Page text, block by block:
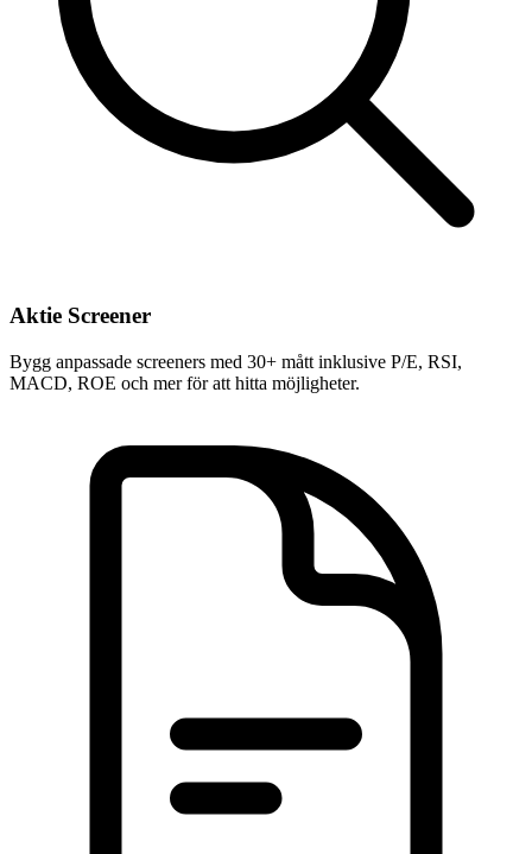
Aktie Screener
Bygg anpassade screeners med 30+ mått inklusive P/E, RSI,
MACD, ROE och mer för att hitta möjligheter.